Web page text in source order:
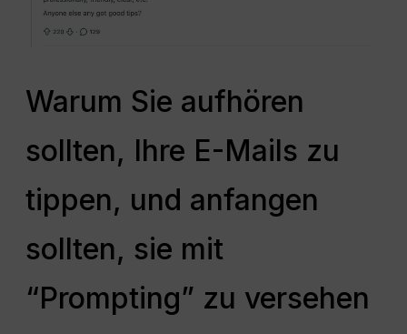
Warum Sie aufhören
sollten, Ihre E-Mails zu
tippen, und anfangen
sollten, sie mit
“Prompting” zu versehen